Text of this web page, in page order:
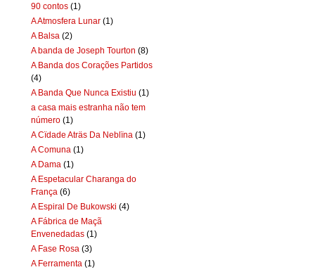
90 contos (1)
A Atmosfera Lunar (1)
A Balsa (2)
A banda de Joseph Tourton (8)
A Banda dos Corações Partidos
(4)
A Banda Que Nunca Existiu (1)
a casa mais estranha não tem
número (1)
A Cïdade Aträs Da Neblïna (1)
A Comuna (1)
A Dama (1)
A Espetacular Charanga do
França (6)
A Espiral De Bukowski (4)
A Fábrica de Maçã
Envenedadas (1)
A Fase Rosa (3)
A Ferramenta (1)